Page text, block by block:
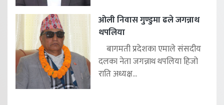
ओली निवास गुण्डुमा ढले जगन्नाथ
थपलिया
बागमती प्रदेशका एमाले संसदीय
दलका नेता जगन्नाथ थपलिया हिजो
राति अध्यक्ष...